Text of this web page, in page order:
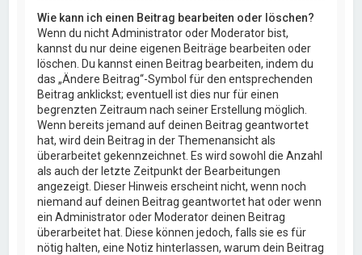
Wie kann ich einen Beitrag bearbeiten oder löschen?
Wenn du nicht Administrator oder Moderator bist,
kannst du nur deine eigenen Beiträge bearbeiten oder
löschen. Du kannst einen Beitrag bearbeiten, indem du
das „Ändere Beitrag“-Symbol für den entsprechenden
Beitrag anklickst; eventuell ist dies nur für einen
begrenzten Zeitraum nach seiner Erstellung möglich.
Wenn bereits jemand auf deinen Beitrag geantwortet
hat, wird dein Beitrag in der Themenansicht als
überarbeitet gekennzeichnet. Es wird sowohl die Anzahl
als auch der letzte Zeitpunkt der Bearbeitungen
angezeigt. Dieser Hinweis erscheint nicht, wenn noch
niemand auf deinen Beitrag geantwortet hat oder wenn
ein Administrator oder Moderator deinen Beitrag
überarbeitet hat. Diese können jedoch, falls sie es für
nötig halten, eine Notiz hinterlassen, warum dein Beitrag